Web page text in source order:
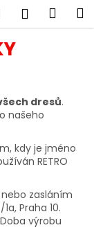
Hledat
dresů.
našeho
kdy je jméno
RETRO
zasláním
Praha 10.
výrobu